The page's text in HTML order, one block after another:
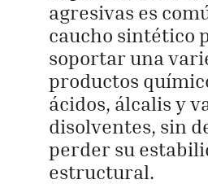
agresivas es
caucho sintético
soportar una
productos
ácidos, álcalis y
disolventes, sin
perder su
estructural.